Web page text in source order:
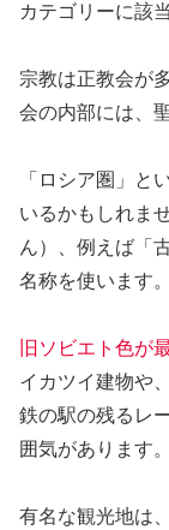
カテゴリーに該
宗教は正教会が
会の内部には、
「ロシア圏」と
いるかもしれま
ん）、例えば「
名称を使います。
旧ソビエト色が
イカツイ建物や
鉄の駅の残るレ
囲気があります。
有名な観光地は